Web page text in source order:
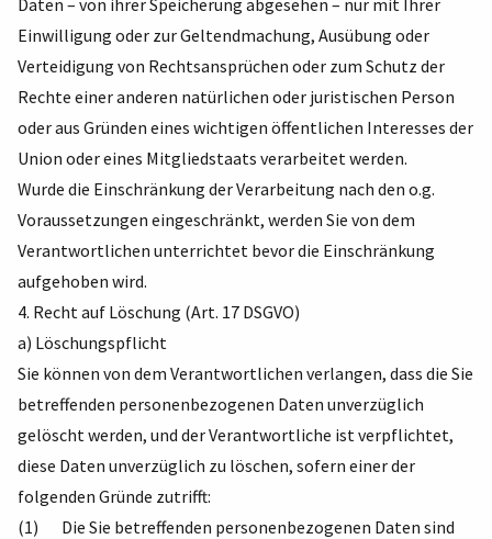
Daten – von ihrer Speicherung abgesehen – nur mit Ihrer
Einwilligung oder zur Geltendmachung, Ausübung oder
Verteidigung von Rechtsansprüchen oder zum Schutz der
Rechte einer anderen natürlichen oder juristischen Person
oder aus Gründen eines wichtigen öffentlichen Interesses der
Union oder eines Mitgliedstaats verarbeitet werden.
Wurde die Einschränkung der Verarbeitung nach den o.g.
Voraussetzungen eingeschränkt, werden Sie von dem
Verantwortlichen unterrichtet bevor die Einschränkung
aufgehoben wird.
4. Recht auf Löschung (Art. 17 DSGVO)
a) Löschungspflicht
Sie können von dem Verantwortlichen verlangen, dass die Sie
betreffenden personenbezogenen Daten unverzüglich
gelöscht werden, und der Verantwortliche ist verpflichtet,
diese Daten unverzüglich zu löschen, sofern einer der
folgenden Gründe zutrifft:
(1) Die Sie betreffenden personenbezogenen Daten sind